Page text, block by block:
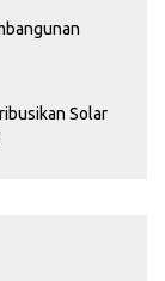
Solar